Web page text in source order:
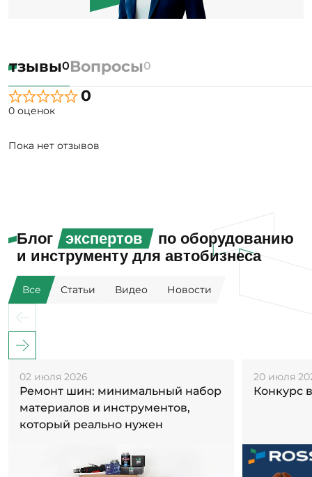
0Вопросы0
0
0 оценок
Пока нет отзывов
Блог экспертов
по оборудованию
и инструменту для автобизнеса
Все Статьи Видео Новости
02 июля 2026
Ремонт шин: минимальный набор
материалов и инструментов,
который реально нужен
20 июля
Конкурс